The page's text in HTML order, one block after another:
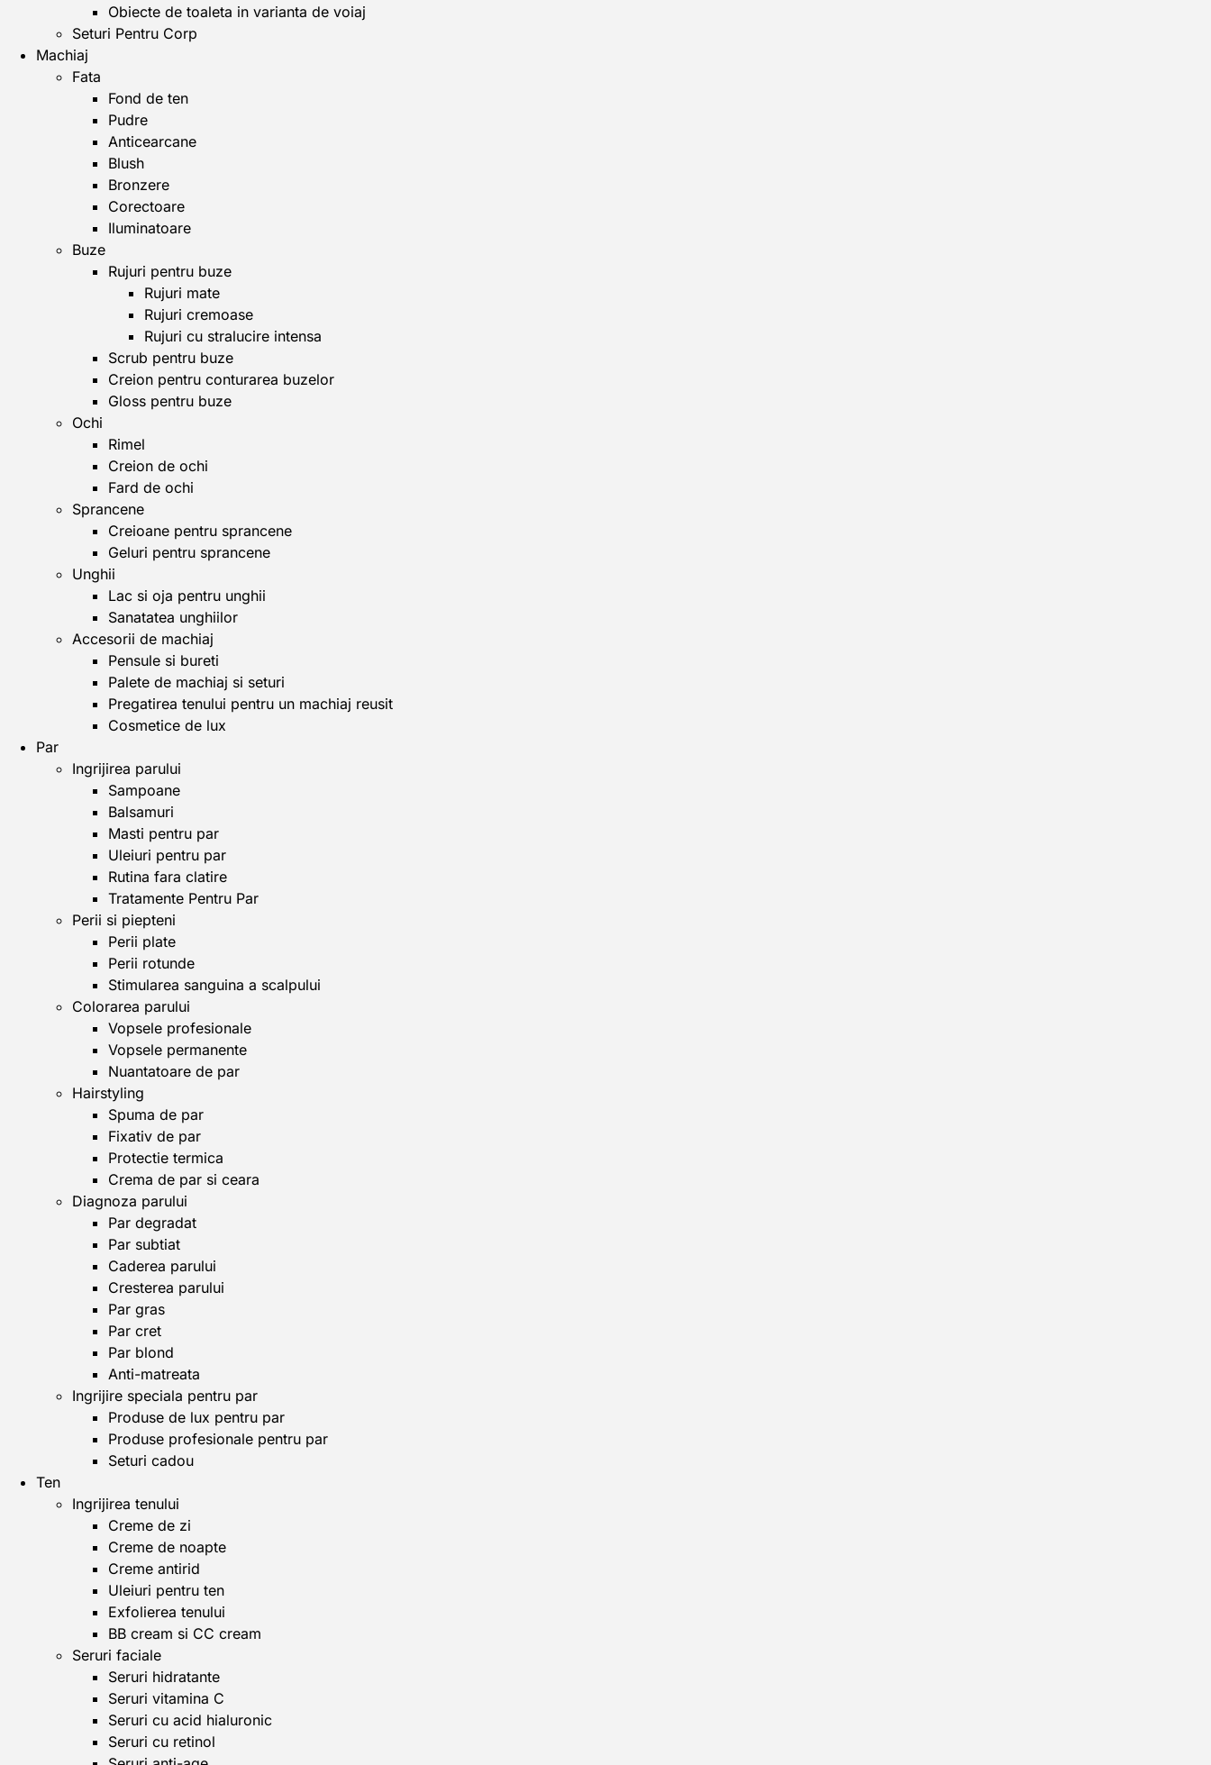
Obiecte de toaleta in varianta de voiaj
Seturi Pentru Corp
Machiaj
Fata
Fond de ten
Pudre
Anticearcane
Blush
Bronzere
Corectoare
Iluminatoare
Buze
Rujuri pentru buze
Rujuri mate
Rujuri cremoase
Rujuri cu stralucire intensa
Scrub pentru buze
Creion pentru conturarea buzelor
Gloss pentru buze
Ochi
Rimel
Creion de ochi
Fard de ochi
Sprancene
Creioane pentru sprancene
Geluri pentru sprancene
Unghii
Lac si oja pentru unghii
Sanatatea unghiilor
Accesorii de machiaj
Pensule si bureti
Palete de machiaj si seturi
Pregatirea tenului pentru un machiaj reusit
Cosmetice de lux
Par
Ingrijirea parului
Sampoane
Balsamuri
Masti pentru par
Uleiuri pentru par
Rutina fara clatire
Tratamente Pentru Par
Perii si piepteni
Perii plate
Perii rotunde
Stimularea sanguina a scalpului
Colorarea parului
Vopsele profesionale
Vopsele permanente
Nuantatoare de par
Hairstyling
Spuma de par
Fixativ de par
Protectie termica
Crema de par si ceara
Diagnoza parului
Par degradat
Par subtiat
Caderea parului
Cresterea parului
Par gras
Par cret
Par blond
Anti-matreata
Ingrijire speciala pentru par
Produse de lux pentru par
Produse profesionale pentru par
Seturi cadou
Ten
Ingrijirea tenului
Creme de zi
Creme de noapte
Creme antirid
Uleiuri pentru ten
Exfolierea tenului
BB cream si CC cream
Seruri faciale
Seruri hidratante
Seruri vitamina C
Seruri cu acid hialuronic
Seruri cu retinol